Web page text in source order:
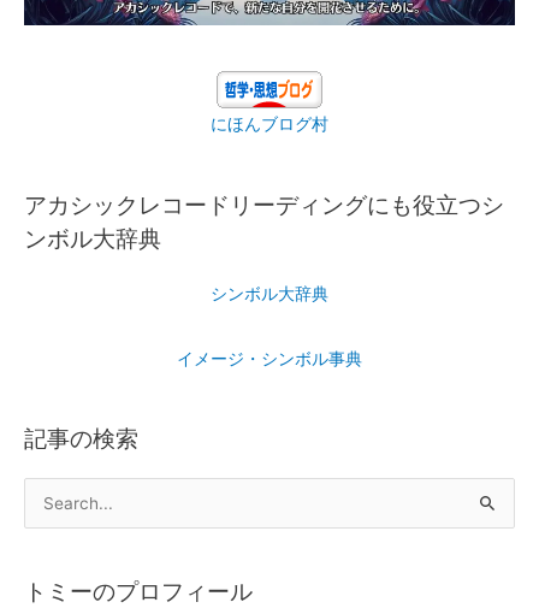
にほんブログ村
アカシックレコードリーディングにも役立つシ
ンボル大辞典
シンボル大辞典
イメージ・シンボル事典
記事の検索
トミーのプロフィール